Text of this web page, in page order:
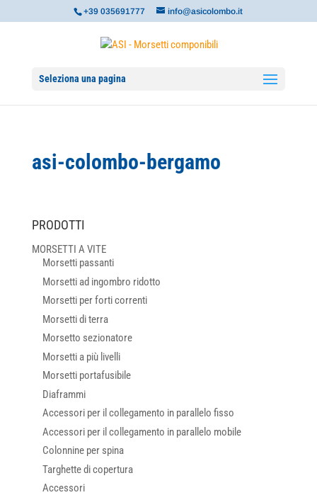
+39 035691777 info@asicolombo.it
Seleziona una pagina
asi-colombo-bergamo
PRODOTTI
MORSETTI A VITE
Morsetti passanti
Morsetti ad ingombro ridotto
Morsetti per forti correnti
Morsetti di terra
Morsetto sezionatore
Morsetti a più livelli
Morsetti portafusibile
Diaframmi
Accessori per il collegamento in parallelo fisso
Accessori per il collegamento in parallelo mobile
Colonnine per spina
Targhette di copertura
Accessori